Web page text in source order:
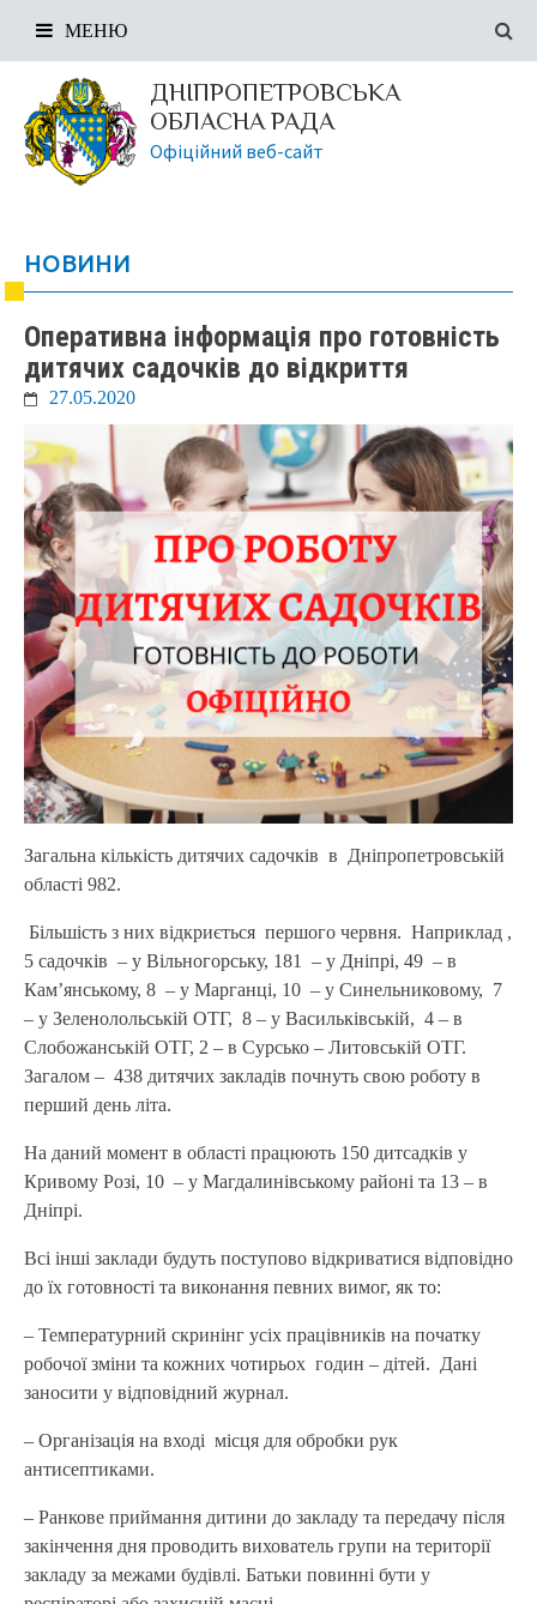
ДНІПРОПЕТРОВСЬКА
ОБЛАСНА РАДА
Офіційний веб-сайт
МЕНЮ
НОВИНИ
Оперативна інформація про готовність
дитячих садочків до відкриття
27.05.2020
Загальна кількість дитячих садочків в Дніпропетровській
області 982.
Більшість з них відкриється першого червня. Наприклад ,
5 садочків – у Вільногорську, 181 – у Дніпрі, 49 – в
Кам’янському, 8 – у Марганці, 10 – у Синельниковому, 7
– у Зеленолольській ОТГ, 8 – у Васильківській, 4 – в
Слобожанській ОТГ, 2 – в Сурсько – Литовській ОТГ.
Загалом – 438 дитячих закладів почнуть свою роботу в
перший день літа.
На даний момент в області працюють 150 дитсадків у
Кривому Розі, 10 – у Магдалинівському районі та 13 – в
Дніпрі.
Всі інші заклади будуть поступово відкриватися відповідно
до їх готовності та виконання певних вимог, як то:
– Температурний скринінг усіх працівників на початку
робочої зміни та кожних чотирьох годин – дітей. Дані
заносити у відповідний журнал.
– Організація на вході місця для обробки рук
антисептиками.
– Ранкове приймання дитини до закладу та передачу після
закінчення дня проводить вихователь групи на території
закладу за межами будівлі. Батьки повинні бути у